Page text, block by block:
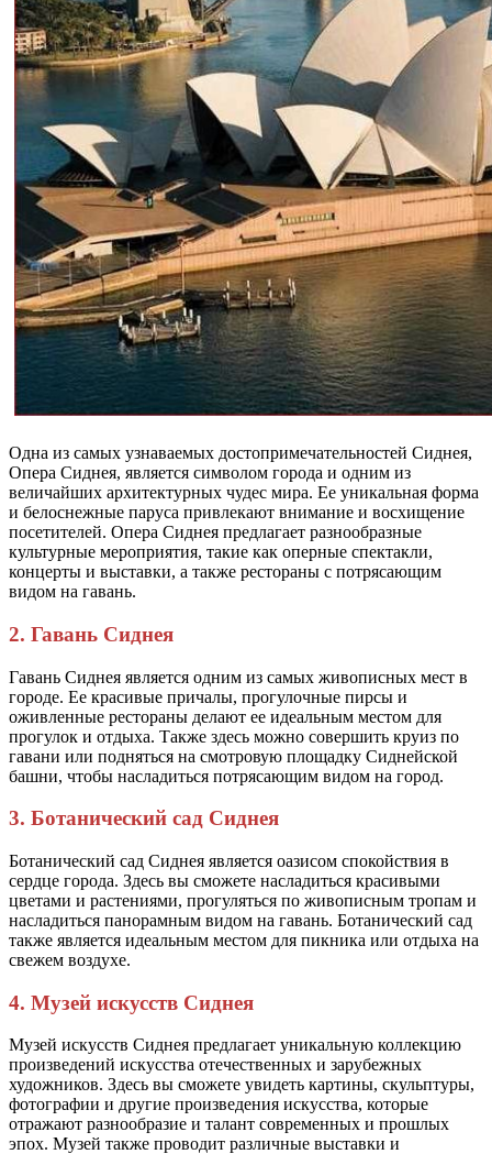
Одна из самых узнаваемых достопримечательностей Сиднея,
Опера Сиднея, является символом города и одним из
величайших архитектурных чудес мира. Ее уникальная форма
и белоснежные паруса привлекают внимание и восхищение
посетителей. Опера Сиднея предлагает разнообразные
культурные мероприятия, такие как оперные спектакли,
концерты и выставки, а также рестораны с потрясающим
видом на гавань.
2. Гавань Сиднея
Гавань Сиднея является одним из самых живописных мест в
городе. Ее красивые причалы, прогулочные пирсы и
оживленные рестораны делают ее идеальным местом для
прогулок и отдыха. Также здесь можно совершить круиз по
гавани или подняться на смотровую площадку Сиднейской
башни, чтобы насладиться потрясающим видом на город.
3. Ботанический сад Сиднея
Ботанический сад Сиднея является оазисом спокойствия в
сердце города. Здесь вы сможете насладиться красивыми
цветами и растениями, прогуляться по живописным тропам и
насладиться панорамным видом на гавань. Ботанический сад
также является идеальным местом для пикника или отдыха на
свежем воздухе.
4. Музей искусств Сиднея
Музей искусств Сиднея предлагает уникальную коллекцию
произведений искусства отечественных и зарубежных
художников. Здесь вы сможете увидеть картины, скульптуры,
фотографии и другие произведения искусства, которые
отражают разнообразие и талант современных и прошлых
эпох. Музей также проводит различные выставки и